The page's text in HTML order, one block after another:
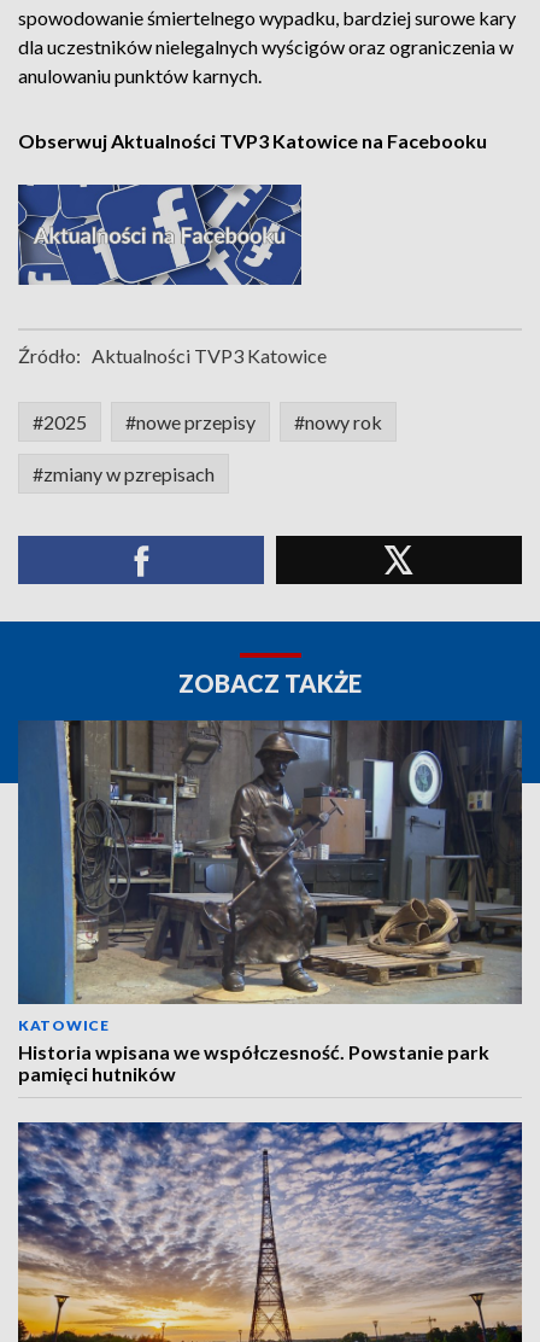
spowodowanie śmiertelnego wypadku, bardziej surowe kary
dla uczestników nielegalnych wyścigów oraz ograniczenia w
anulowaniu punktów karnych.
Obserwuj Aktualności TVP3 Katowice na Facebooku
Źródło: Aktualności TVP3 Katowice
#2025 #nowe przepisy #nowy rok
#zmiany w pzrepisach
ZOBACZ TAKŻE
KATOWICE
Historia wpisana we współczesność. Powstanie park
pamięci hutników